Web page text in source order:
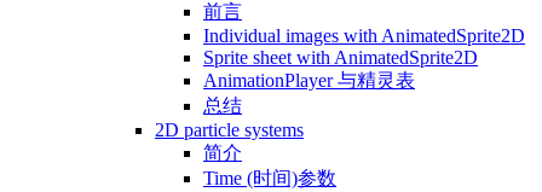
前言
Individual images with AnimatedSprite2D
Sprite sheet with AnimatedSprite2D
AnimationPlayer 与精灵表
总结
2D particle systems
简介
Time (时间)参数